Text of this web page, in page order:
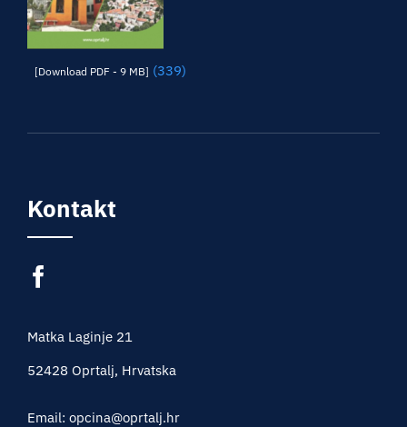
[Download PDF - 9 MB] (339)
Kontakt
Matka Laginje 21
52428 Oprtalj, Hrvatska
Email: opcina@oprtalj.hr